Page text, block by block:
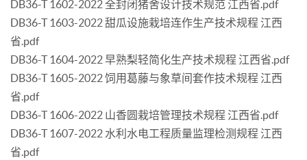
DB36-T 1602-2022 全封闭猪舍设计技术规范 江西省.pdf
DB36-T 1603-2022 甜瓜设施栽培连作生产技术规程 江西
省.pdf
DB36-T 1604-2022 早熟梨轻简化生产技术规程 江西省.pdf
DB36-T 1605-2022 饲用葛藤与象草间套作技术规程 江西
省.pdf
DB36-T 1606-2022 山香圆栽培管理技术规程 江西省.pdf
DB36-T 1607-2022 水利水电工程质量监理检测规程 江西
省.pdf